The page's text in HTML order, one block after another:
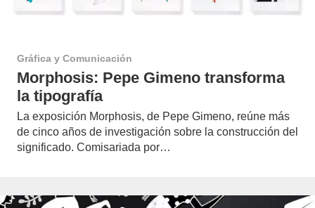
Gráfica y Comunicación
Morphosis: Pepe Gimeno transforma
la tipografía
La exposición Morphosis, de Pepe Gimeno, reúne más
de cinco años de investigación sobre la construcción del
significado. Comisariada por…